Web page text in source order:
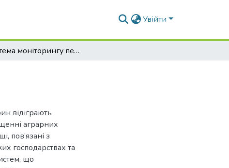
Увійти
Система моніторингу переміщення тварин
відіграють
аграрних
пов’язані з
господарствах та
що